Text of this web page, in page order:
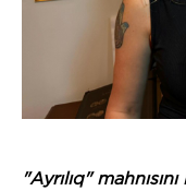
"Ayrılıq"